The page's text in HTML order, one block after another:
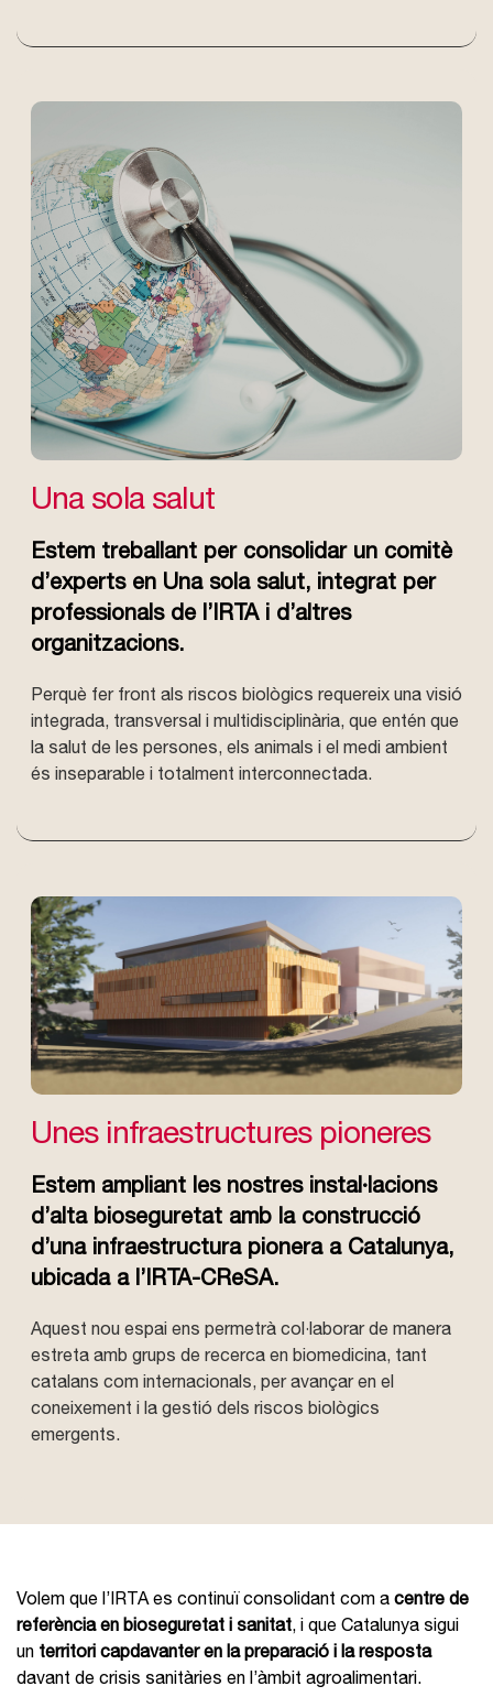
Una sola salut
Estem treballant per consolidar un comitè
d’experts en Una sola salut, integrat per
professionals de l’IRTA i d’altres
organitzacions.
Perquè fer front als riscos biològics requereix una visió
integrada, transversal i multidisciplinària, que entén que
la salut de les persones, els animals i el medi ambient
és inseparable i totalment interconnectada.
Unes infraestructures pioneres
Estem ampliant les nostres instal·lacions
d’alta bioseguretat amb la construcció
d’una infraestructura pionera a Catalunya,
ubicada a l’IRTA-CReSA.
Aquest nou espai ens permetrà col·laborar de manera
estreta amb grups de recerca en biomedicina, tant
catalans com internacionals, per avançar en el
coneixement i la gestió dels riscos biològics
emergents.
Volem que l’IRTA es continuï consolidant com a centre de
referència en bioseguretat i sanitat, i que Catalunya sigui
un territori capdavanter en la preparació i la resposta
davant de crisis sanitàries en l’àmbit agroalimentari.